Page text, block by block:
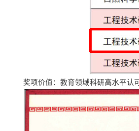
奖项价值：教育领域科研高水平认可